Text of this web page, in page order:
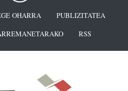
OHARRA
PUBLIZITATEA
RSS